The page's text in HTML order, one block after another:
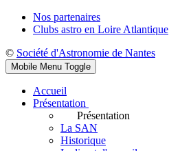
Nos partenaires
Clubs astro en Loire Atlantique
© Société d'Astronomie de Nantes
Mobile Menu Toggle
Accueil
Présentation
Présentation
La SAN
Historique